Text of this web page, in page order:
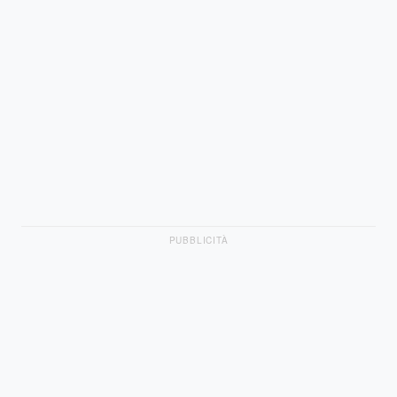
PUBBLICITÀ